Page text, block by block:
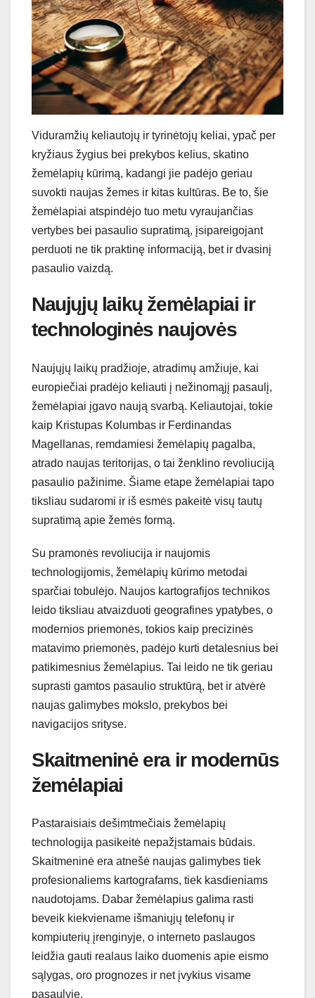
Viduramžių keliautojų ir tyrinėtojų keliai, ypač per
kryžiaus žygius bei prekybos kelius, skatino
žemėlapių kūrimą, kadangi jie padėjo geriau
suvokti naujas žemes ir kitas kultūras. Be to, šie
žemėlapiai atspindėjo tuo metu vyraujančias
vertybes bei pasaulio supratimą, įsipareigojant
perduoti ne tik praktinę informaciją, bet ir dvasinį
pasaulio vaizdą.
Naujųjų laikų žemėlapiai ir
technologinės naujovės
Naujųjų laikų pradžioje, atradimų amžiuje, kai
europiečiai pradėjo keliauti į nežinomąjį pasaulį,
žemėlapiai įgavo naują svarbą. Keliautojai, tokie
kaip Kristupas Kolumbas ir Ferdinandas
Magellanas, remdamiesi žemėlapių pagalba,
atrado naujas teritorijas, o tai ženklino revoliuciją
pasaulio pažinime. Šiame etape žemėlapiai tapo
tiksliau sudaromi ir iš esmės pakeitė visų tautų
supratimą apie žemės formą.
Su pramonės revoliucija ir naujomis
technologijomis, žemėlapių kūrimo metodai
sparčiai tobulėjo. Naujos kartografijos technikos
leido tiksliau atvaizduoti geografines ypatybes, o
modernios priemonės, tokios kaip precizinės
matavimo priemonės, padėjo kurti detalesnius bei
patikimesnius žemėlapius. Tai leido ne tik geriau
suprasti gamtos pasaulio struktūrą, bet ir atvėrė
naujas galimybes mokslo, prekybos bei
navigacijos srityse.
Skaitmeninė era ir modernūs
žemėlapiai
Pastaraisiais dešimtmečiais žemėlapių
technologija pasikeitė nepažįstamais būdais.
Skaitmeninė era atnešė naujas galimybes tiek
profesionaliems kartografams, tiek kasdieniams
naudotojams. Dabar žemėlapius galima rasti
beveik kiekviename išmaniųjų telefonų ir
kompiuterių įrenginyje, o interneto paslaugos
leidžia gauti realaus laiko duomenis apie eismo
sąlygas, oro prognozes ir net įvykius visame
pasaulyje.